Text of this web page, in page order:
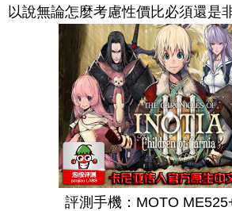
以說無論怎麼考慮性價比必須還是
評測手機：MOTO